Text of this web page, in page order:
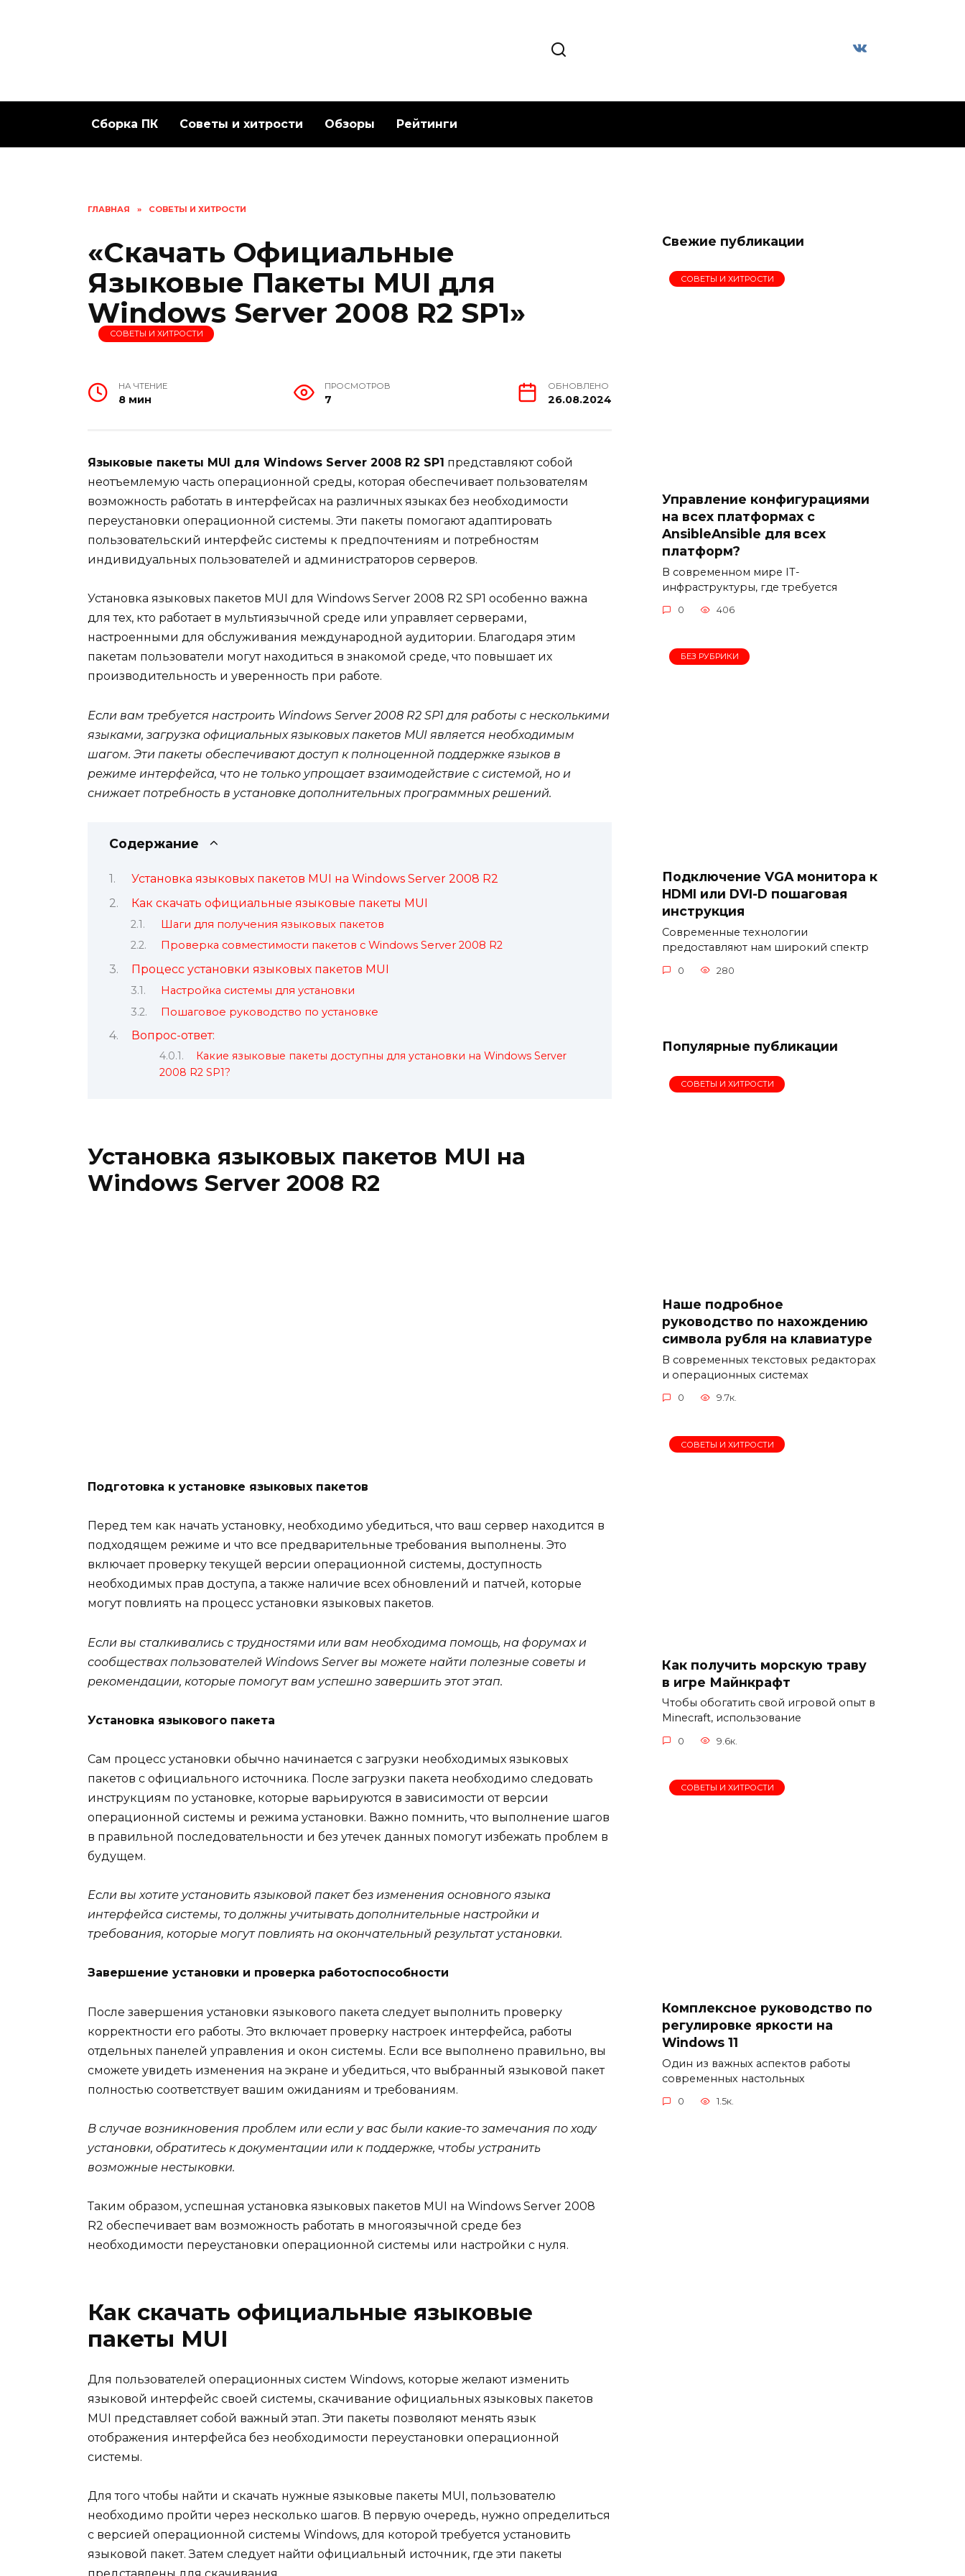
Сборка ПК Советы и хитрости Обзоры Рейтинги
ГЛАВНАЯ » СОВЕТЫ И ХИТРОСТИ
«Скачать Официальные
Языковые Пакеты MUI для
Windows Server 2008 R2 SP1»
СОВЕТЫ И ХИТРОСТИ
НА ЧТЕНИЕ
8 мин
ПРОСМОТРОВ
7
ОБНОВЛЕНО
26.08.2024
Языковые пакеты MUI для Windows Server 2008 R2 SP1 представляют собой
неотъемлемую часть операционной среды, которая обеспечивает пользователям
возможность работать в интерфейсах на различных языках без необходимости
переустановки операционной системы. Эти пакеты помогают адаптировать
пользовательский интерфейс системы к предпочтениям и потребностям
индивидуальных пользователей и администраторов серверов.
Установка языковых пакетов MUI для Windows Server 2008 R2 SP1 особенно важна
для тех, кто работает в мультиязычной среде или управляет серверами,
настроенными для обслуживания международной аудитории. Благодаря этим
пакетам пользователи могут находиться в знакомой среде, что повышает их
производительность и уверенность при работе.
Если вам требуется настроить Windows Server 2008 R2 SP1 для работы с несколькими
языками, загрузка официальных языковых пакетов MUI является необходимым
шагом. Эти пакеты обеспечивают доступ к полноценной поддержке языков в
режиме интерфейса, что не только упрощает взаимодействие с системой, но и
снижает потребность в установке дополнительных программных решений.
Содержание
Установка языковых пакетов MUI на Windows Server 2008 R2
Как скачать официальные языковые пакеты MUI
Шаги для получения языковых пакетов
Проверка совместимости пакетов с Windows Server 2008 R2
Процесс установки языковых пакетов MUI
Настройка системы для установки
Пошаговое руководство по установке
Вопрос-ответ:
Какие языковые пакеты доступны для установки на Windows Server
2008 R2 SP1?
Установка языковых пакетов MUI на
Windows Server 2008 R2
Подготовка к установке языковых пакетов
Перед тем как начать установку, необходимо убедиться, что ваш сервер находится в
подходящем режиме и что все предварительные требования выполнены. Это
включает проверку текущей версии операционной системы, доступность
необходимых прав доступа, а также наличие всех обновлений и патчей, которые
могут повлиять на процесс установки языковых пакетов.
Если вы сталкивались с трудностями или вам необходима помощь, на форумах и
сообществах пользователей Windows Server вы можете найти полезные советы и
рекомендации, которые помогут вам успешно завершить этот этап.
Установка языкового пакета
Сам процесс установки обычно начинается с загрузки необходимых языковых
пакетов с официального источника. После загрузки пакета необходимо следовать
инструкциям по установке, которые варьируются в зависимости от версии
операционной системы и режима установки. Важно помнить, что выполнение шагов
в правильной последовательности и без утечек данных помогут избежать проблем в
будущем.
Если вы хотите установить языковой пакет без изменения основного языка
интерфейса системы, то должны учитывать дополнительные настройки и
требования, которые могут повлиять на окончательный результат установки.
Завершение установки и проверка работоспособности
После завершения установки языкового пакета следует выполнить проверку
корректности его работы. Это включает проверку настроек интерфейса, работы
отдельных панелей управления и окон системы. Если все выполнено правильно, вы
сможете увидеть изменения на экране и убедиться, что выбранный языковой пакет
полностью соответствует вашим ожиданиям и требованиям.
В случае возникновения проблем или если у вас были какие-то замечания по ходу
установки, обратитесь к документации или к поддержке, чтобы устранить
возможные нестыковки.
Таким образом, успешная установка языковых пакетов MUI на Windows Server 2008
R2 обеспечивает вам возможность работать в многоязычной среде без
необходимости переустановки операционной системы или настройки с нуля.
Как скачать официальные языковые
пакеты MUI
Для пользователей операционных систем Windows, которые желают изменить
языковой интерфейс своей системы, скачивание официальных языковых пакетов
MUI представляет собой важный этап. Эти пакеты позволяют менять язык
отображения интерфейса без необходимости переустановки операционной
системы.
Для того чтобы найти и скачать нужные языковые пакеты MUI, пользователю
необходимо пройти через несколько шагов. В первую очередь, нужно определиться
с версией операционной системы Windows, для которой требуется установить
языковой пакет. Затем следует найти официальный источник, где эти пакеты
Свежие публикации
СОВЕТЫ И ХИТРОСТИ
Управление конфигурациями
на всех платформах с
AnsibleAnsible для всех
платформ?
В современном мире IT-
инфраструктуры, где требуется
0 406
БЕЗ РУБРИКИ
Подключение VGA монитора к
HDMI или DVI-D пошаговая
инструкция
Современные технологии
предоставляют нам широкий спектр
0 280
Популярные публикации
СОВЕТЫ И ХИТРОСТИ
Наше подробное
руководство по нахождению
символа рубля на клавиатуре
В современных текстовых редакторах
и операционных системах
0 9.7к.
СОВЕТЫ И ХИТРОСТИ
Как получить морскую траву
в игре Майнкрафт
Чтобы обогатить свой игровой опыт в
Minecraft, использование
0 9.6к.
СОВЕТЫ И ХИТРОСТИ
Комплексное руководство по
регулировке яркости на
Windows 11
Один из важных аспектов работы
современных настольных
0 1.5к.